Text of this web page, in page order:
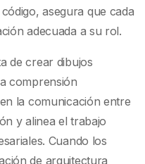
asegura que cada
adecuada a su rol.
de crear dibujos
comprensión
la comunicación entre
y alinea el trabajo
Cuando los
de arquitectura